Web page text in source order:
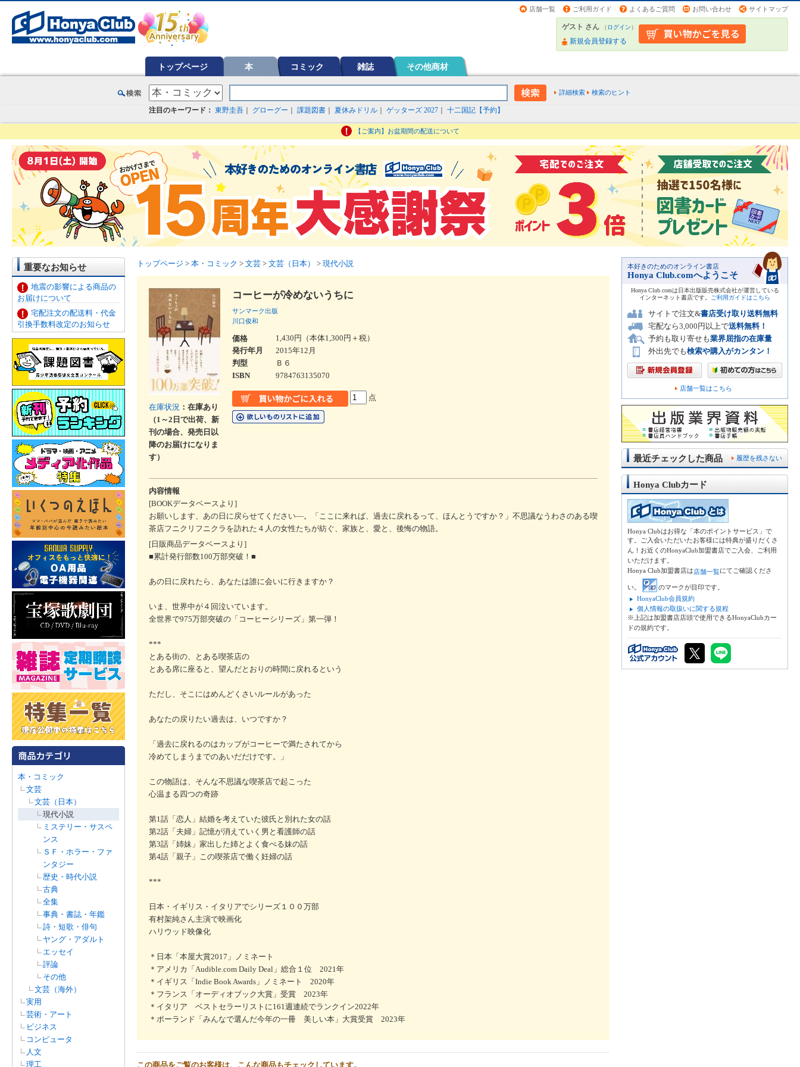
店舗一覧 ご利用ガイド よくあるご質問 お問い合わせ サイトマップ
ゲスト さん （ログイン）
新規会員登録する
トップページ 本 コミック 雑誌 その他商材
詳細検索 検索のヒント
注目のキーワード： 東野圭吾 グローグー 課題図書 夏休みドリル ゲッターズ 2027 十二国記【予約】
【ご案内】お盆期間の配送について
重要なお知らせ
地震の影響による商品の
お届けについて
宅配注文の配送料・代金
引換手数料改定のお知らせ
本・コミック
文芸
文芸（日本）
現代小説
ミステリー・サスペ
ンス
ＳＦ・ホラー・ファ
ンタジー
歴史・時代小説
古典
全集
事典・書誌・年鑑
詩・短歌・俳句
ヤング・アダルト
エッセイ
評論
その他
文芸（海外）
実用
芸術・アート
ビジネス
コンピュータ
人文
理工
トップページ > 本・コミック > 文芸 > 文芸（日本） > 現代小説
在庫状況 ：在庫あり
（1～2日で出荷、新
刊の場合、発売日以
降のお届けになりま
す）
コーヒーが冷めないうちに
サンマーク出版
川口俊和
価格
1,430円（本体1,300円＋税）
発行年月
2015年12月
判型
Ｂ６
ISBN
9784763135070
点
内容情報
[BOOKデータベースより]
お願いします、あの日に戻らせてください―。「ここに来れば、過去に戻れるって、ほんとうですか？」不思議なうわさのある喫
茶店フニクリフニクラを訪れた４人の女性たちが紡ぐ、家族と、愛と、後悔の物語。
[日販商品データベースより]
■累計発行部数100万部突破！■
あの日に戻れたら、あなたは誰に会いに行きますか？
いま、世界中が４回泣いています。
全世界で975万部突破の「コーヒーシリーズ」第一弾！
***
とある街の、とある喫茶店の
とある席に座ると、望んだとおりの時間に戻れるという
ただし、そこにはめんどくさいルールがあった
あなたの戻りたい過去は、いつですか？
「過去に戻れるのはカップがコーヒーで満たされてから
冷めてしまうまでのあいだだけです。」
この物語は、そんな不思議な喫茶店で起こった
心温まる四つの奇跡
第1話「恋人」結婚を考えていた彼氏と別れた女の話
第2話「夫婦」記憶が消えていく男と看護師の話
第3話「姉妹」家出した姉とよく食べる妹の話
第4話「親子」この喫茶店で働く妊婦の話
***
日本・イギリス・イタリアでシリーズ１００万部
有村架純さん主演で映画化
ハリウッド映像化
＊日本「本屋大賞2017」ノミネート
＊アメリカ「Audible.com Daily Deal」総合１位 2021年
＊イギリス「Indie Book Awards」ノミネート 2020年
＊フランス「オーディオブック大賞」受賞 2023年
＊イタリア ベストセラーリストに161週連続でランクイン2022年
＊ポーランド「みんなで選んだ今年の一冊 美しい本」大賞受賞 2023年
この商品をご覧のお客様は、こんな商品もチェックしています。
本好きのためのオンライン書店
Honya Club.comへようこそ
Honya Club.comは日本出版販売株式会社が運営している
インターネット書店です。
ご利用ガイドはこちら
サイトで注文&書店受け取り送料無料
宅配なら3,000円以上で送料無料！
予約も取り寄せも業界屈指の在庫量
外出先でも検索や購入がカンタン！
店舗一覧はこちら
履歴を残さない
最近チェックした商品
Honya Clubカード
Honya Clubはお得な「本のポイントサービス」で
す。ご入会いただいたお客様には特典が盛りだくさ
ん！お近くのHonyaClub加盟書店でご入会、ご利用
いただけます。
Honya Club加盟書店は店舗一覧にてご確認くださ
い。
のマークが目印です。
HonyaClub会員規約
個人情報の取扱いに関する規程
※上記は加盟書店店頭で使用できるHonyaClubカー
ドの規約です。